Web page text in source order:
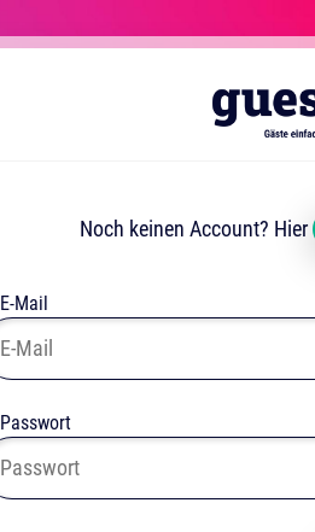
Noch keinen Account? Hier
E-Mail
Passwort